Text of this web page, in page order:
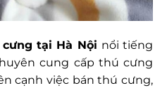
tại Hà Nội nổi tiếng
cung cấp thú cưng
cạnh việc bán thú cưng,